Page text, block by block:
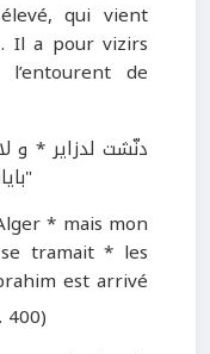
qui vient
Il a pour vizirs
de
بايات تتغاير * باي ابراهيم جاي بغزارة"
* mais mon
tramait * les
est arrivé
400)